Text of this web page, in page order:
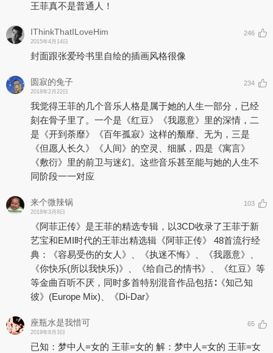
王菲真不是普通人！
IThinkThatILoveHim
2015年4月14日
246
封面跟张爱玲书里自绘的插画风格很像
圆寂的兔子
2018年2月22日
234
我觉得王菲的几个音乐人格是属于她的人生一部分，已经
刻在骨子里了。一个是《红豆》《我愿意》里的深情，二
是《开到荼靡》《百年孤寂》这样的颓靡、无为，三是
《但愿人长久》《人间》的空灵、细腻，四是《寓言》
《敷衍》里的前卫与迷幻。这些音乐甚至能与她的人生不
同阶段一一对应
来个微辣锅
2018年3月8日
103
《阿菲正传》是王菲的精选专辑，以3CD收录了王菲于新
艺宝和EMI时代的王菲出精选辑《阿菲正传》 48首流行经
典：《容易受伤的女人》、《执迷不悔》、《我愿意》、
《你快乐(所以我快乐)》、《给自己的情书》、《红豆》等
等金曲百听不厌，同时多首特别混音作品包括∶《知己知
彼》(Europe Mix)、《Di-Dar》
座瓶水是我惜可
2019年8月3日
65
已知：梦中人=女的 王菲=女的 解：梦中人=女的 王菲=女